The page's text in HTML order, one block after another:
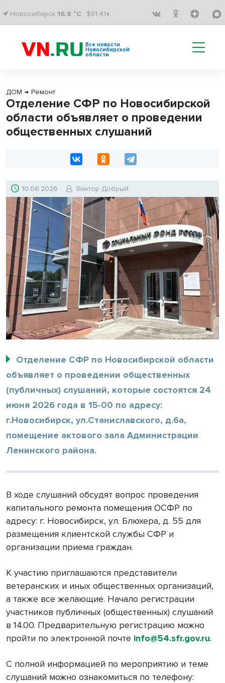
Новосибирск 16.8 °C $81.41↑
Все новости
Новосибирской
области
ДОМ → Ремонт
Отделение СФР по Новосибирской
области объявляет о проведении
общественных слушаний
10.06.2026 Виктор Добрый
Отделение СФР по Новосибирской области
объявляет о проведении общественных
(публичных) слушаний, которые состоятся 24
июня 2026 года в 15-00 по адресу:
г.Новосибирск, ул.Станиславского, д.6а,
помещение актового зала Администрации
Ленинского района.
В ходе слушаний обсудят вопрос проведения
капитального ремонта помещения ОСФР по
адресу: г. Новосибирск, ул. Блюхера, д. 55 для
размещения клиентской службы СФР и
организации приема граждан.
К участию приглашаются представители
ветеранских и иных общественных организаций,
а также все желающие. Начало регистрации
участников публичных (общественных) слушаний
в 14.00. Предварительную регистрацию можно
пройти по электронной почте info@54.sfr.gov.ru.
С полной информацией по мероприятию и теме
слушаний можно ознакомиться по телефону: